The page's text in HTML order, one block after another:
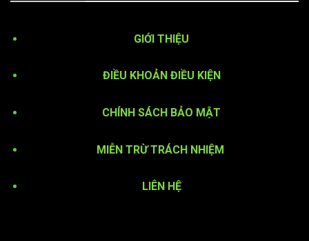
GIỚI THIỆU
ĐIỀU KHOẢN ĐIỀU KIỆN
CHÍNH SÁCH BẢO MẬT
MIỄN TRỪ TRÁCH NHIỆM
LIÊN HỆ